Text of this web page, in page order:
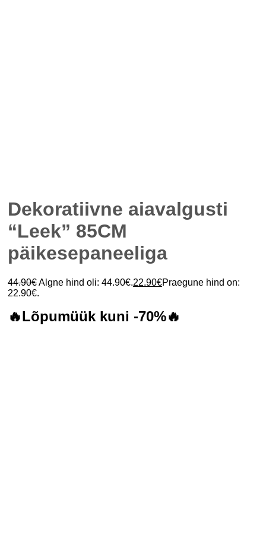
Dekoratiivne aiavalgusti
“Leek” 85CM
päikesepaneeliga
44.90€Algne hind oli: 44.90€.22.90€Praegune hind on:
22.90€.
🔥Lõpumüük kuni -70%🔥